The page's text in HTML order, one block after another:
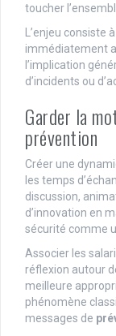
toucher
L’enjeu
immédiatement
l’implication
d’incidents ou
Garder la
prévention
Créer une
les temps
discussion,
d’innovation en
sécurité comme
Associer les
réflexion autour
meilleure
phénomène
messages de